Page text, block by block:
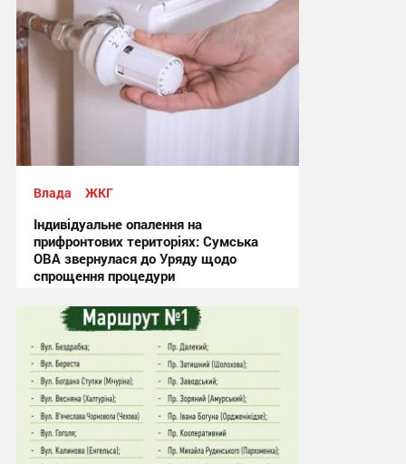
Влада ЖКГ
Індивідуальне опалення на
прифронтових територіях: Сумська
ОВА звернулася до Уряду щодо
спрощення процедури
09:03, 4.08.2026